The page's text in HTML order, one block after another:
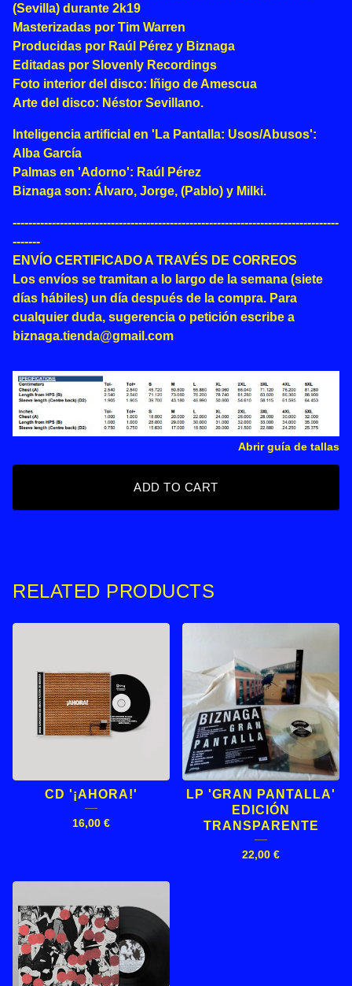
(Sevilla) durante 2k19
Masterizadas por Tim Warren
Producidas por Raúl Pérez y Biznaga
Editadas por Slovenly Recordings
Foto interior del disco: Iñigo de Amescua
Arte del disco: Néstor Sevillano.
Inteligencia artificial en 'La Pantalla: Usos/Abusos':
Alba García
Palmas en 'Adorno': Raúl Pérez
Biznaga son: Álvaro, Jorge, (Pablo) y Milki.
-----------------------------------------------------------------------------------
-------
ENVÍO CERTIFICADO A TRAVÉS DE CORREOS
Los envíos se tramitan a lo largo de la semana (siete
días hábiles) un día después de la compra. Para
cualquier duda, sugerencia o petición escribe a
biznaga.tienda@gmail.com
Abrir guía de tallas
ADD TO CART
RELATED PRODUCTS
CD '¡AHORA!'
16,00 €
LP 'GRAN PANTALLA'
EDICIÓN
TRANSPARENTE
22,00 €